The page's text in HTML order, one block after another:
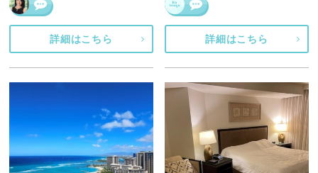
詳細はこちら 詳細はこちら